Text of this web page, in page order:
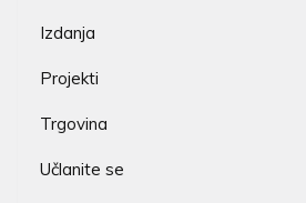
Izdanja
Projekti
Trgovina
Učlanite se